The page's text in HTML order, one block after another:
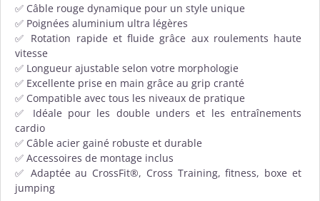
✅ Câble rouge dynamique pour un style unique
✅ Poignées aluminium ultra légères
✅ Rotation rapide et fluide grâce aux roulements haute
vitesse
✅ Longueur ajustable selon votre morphologie
✅ Excellente prise en main grâce au grip cranté
✅ Compatible avec tous les niveaux de pratique
✅ Idéale pour les double unders et les entraînements
cardio
✅ Câble acier gainé robuste et durable
✅ Accessoires de montage inclus
✅ Adaptée au CrossFit®, Cross Training, fitness, boxe et
jumping